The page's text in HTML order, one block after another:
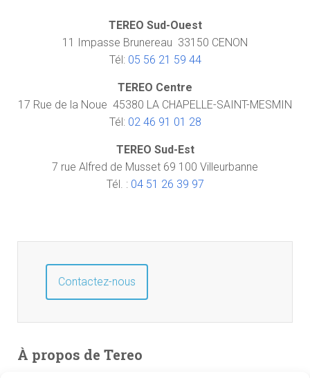
TEREO Sud-Ouest
11 Impasse Brunereau 33150 CENON
Tél: 05 56 21 59 44
TEREO Centre
17 Rue de la Noue 45380 LA CHAPELLE-SAINT-MESMIN
Tél: 02 46 91 01 28
TEREO Sud-Est
7 rue Alfred de Musset 69 100 Villeurbanne
Tél. : 04 51 26 39 97
Contactez-nous
À propos de Tereo